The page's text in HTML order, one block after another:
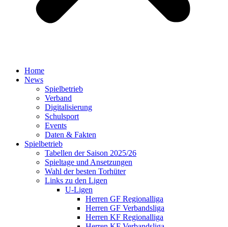
Home
News
Spielbetrieb
Verband
Digitalisierung
Schulsport
Events
Daten & Fakten
Spielbetrieb
Tabellen der Saison 2025/26
Spieltage und Ansetzungen
Wahl der besten Torhüter
Links zu den Ligen
U-Ligen
Herren GF Regionalliga
Herren GF Verbandsliga
Herren KF Regionalliga